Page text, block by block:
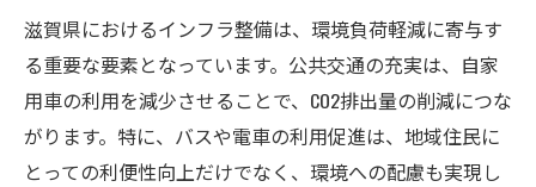
滋賀県におけるインフラ整備は、環境負荷軽減に寄与す
る重要な要素となっています。公共交通の充実は、自家
用車の利用を減少させることで、CO2排出量の削減につな
がります。特に、バスや電車の利用促進は、地域住民に
とっての利便性向上だけでなく、環境への配慮も実現し